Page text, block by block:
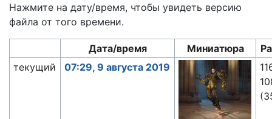
Нажмите на дату/время, чтобы увидеть версию
файла от того времени.
Дата/время Миниатюра
текущий
07:29, 9 августа 2019